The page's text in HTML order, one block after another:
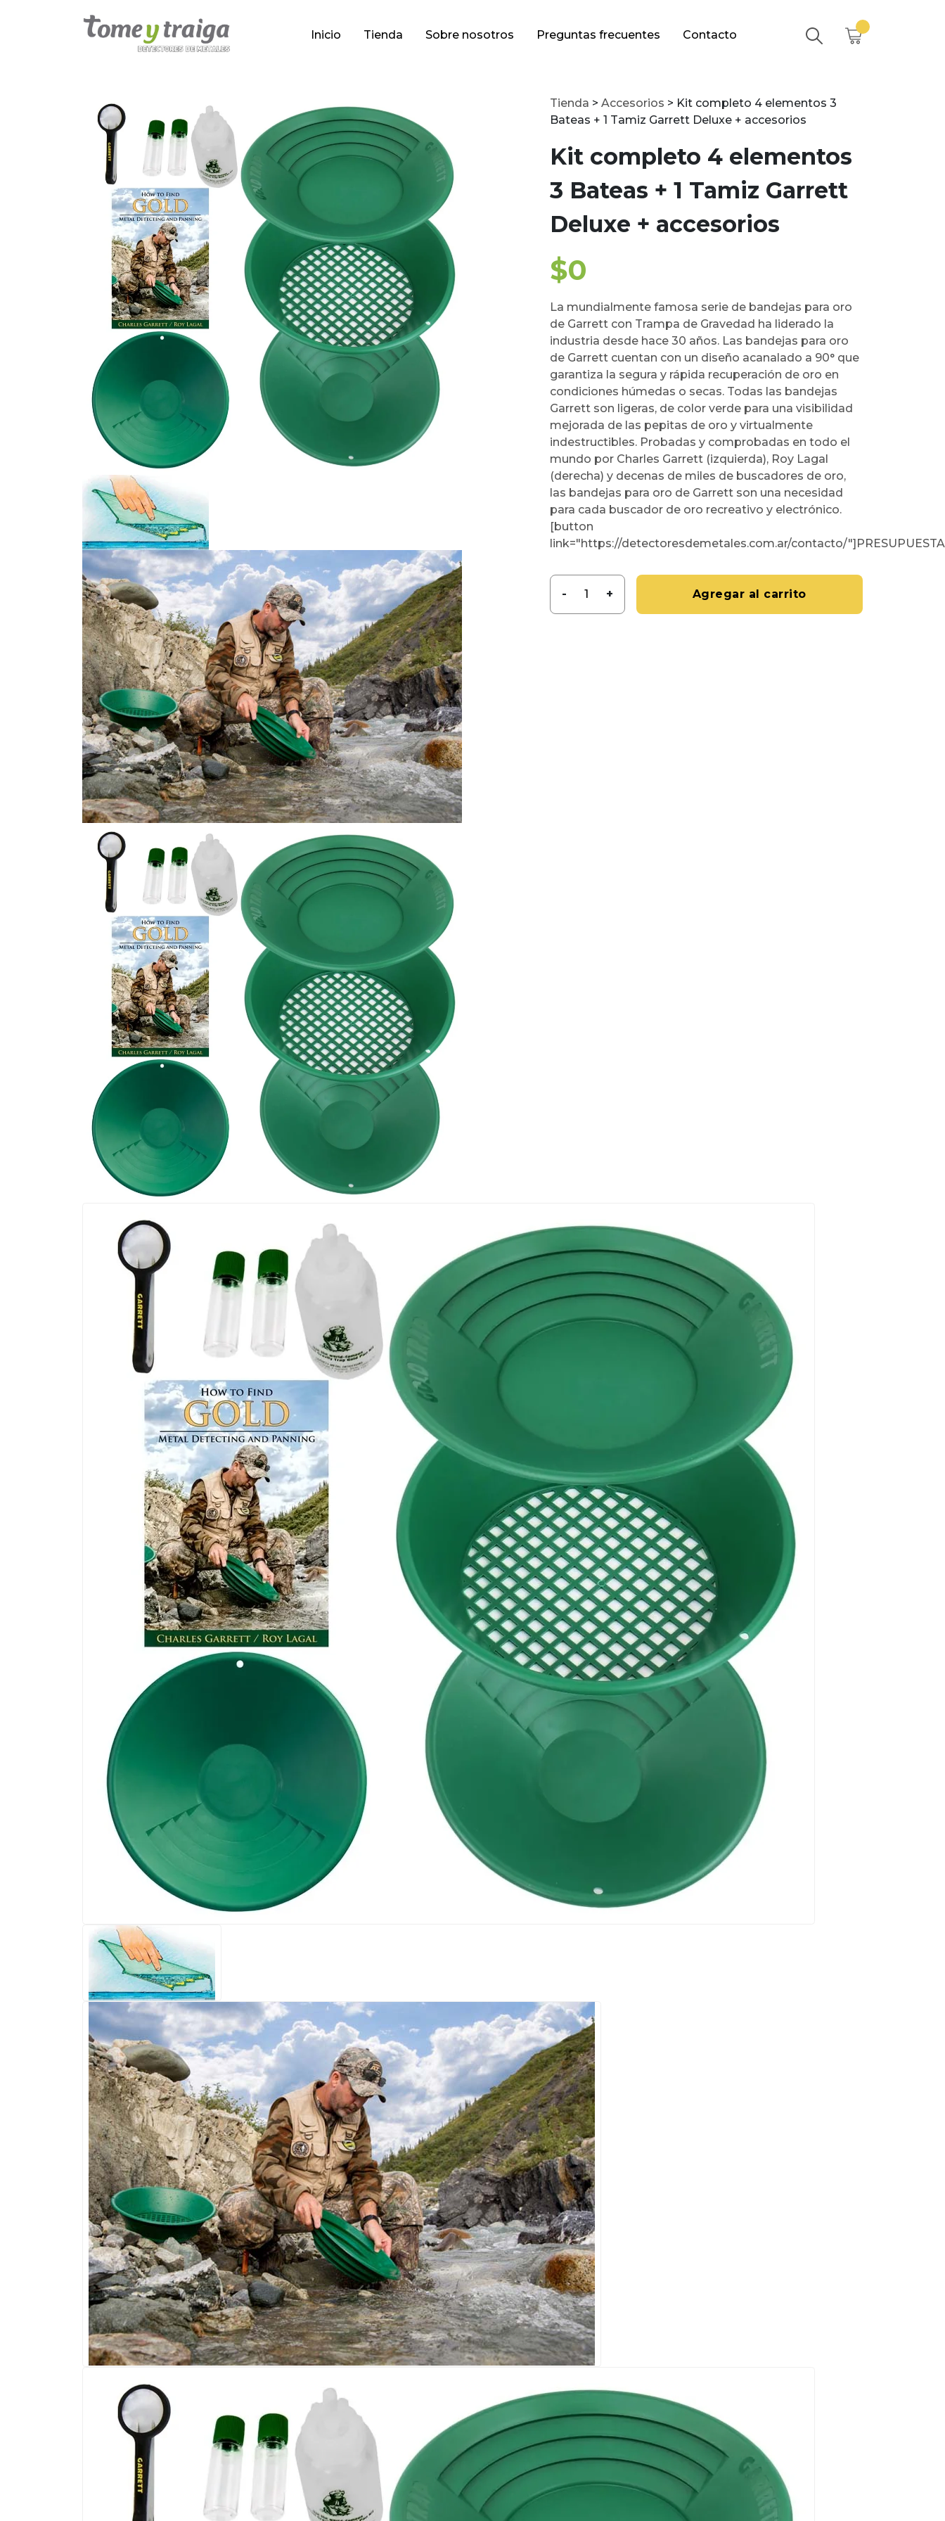
Inicio Tienda Sobre nosotros Preguntas frecuentes Contacto
Tienda > Accesorios > Kit completo 4 elementos 3
Bateas + 1 Tamiz Garrett Deluxe + accesorios
Kit completo 4 elementos
3 Bateas + 1 Tamiz Garrett
Deluxe + accesorios
$0
La mundialmente famosa serie de bandejas para oro
de Garrett con Trampa de Gravedad ha liderado la
industria desde hace 30 años. Las bandejas para oro
de Garrett cuentan con un diseño acanalado a 90° que
garantiza la segura y rápida recuperación de oro en
condiciones húmedas o secas. Todas las bandejas
Garrett son ligeras, de color verde para una visibilidad
mejorada de las pepitas de oro y virtualmente
indestructibles. Probadas y comprobadas en todo el
mundo por Charles Garrett (izquierda), Roy Lagal
(derecha) y decenas de miles de buscadores de oro,
las bandejas para oro de Garrett son una necesidad
para cada buscador de oro recreativo y electrónico.
[button
link="https://detectoresdemetales.com.ar/contacto/
- + Agregar al carrito